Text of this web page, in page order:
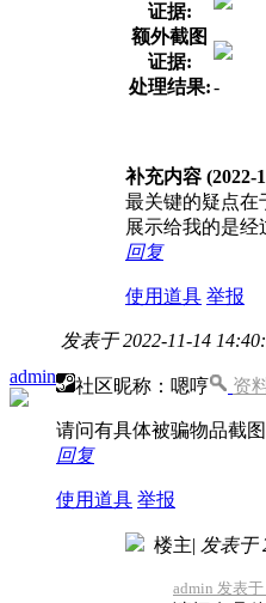
证据:
额外截图
证据:
处理结果:-
补充内容 (2022-
最关键的疑点在
展示给我的是经
回复
使用道具 举报
admin
发表于 2022-11-14
社区昵称：嗯哼 资
请问有具体被骗物品截
回复
使用道具 举报
楼主| 发表于
admin 发表